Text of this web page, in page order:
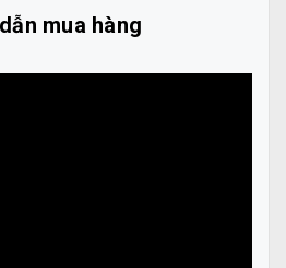
mua hàng